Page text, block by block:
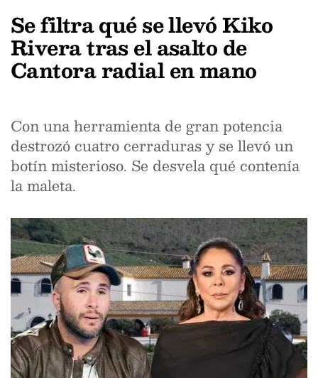
Se filtra qué se llevó Kiko
Rivera tras el asalto de
Cantora radial en mano
Con una herramienta de gran potencia
destrozó cuatro cerraduras y se llevó un
botín misterioso. Se desvela qué contenía
la maleta.